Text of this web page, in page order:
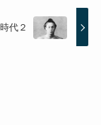
代２